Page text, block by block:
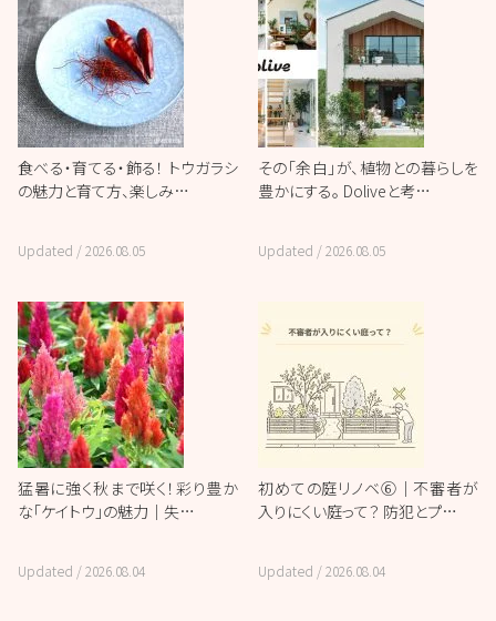
食べる・育てる・飾る！ トウガラシ
の魅力と育て方、楽しみ…
Updated /2026.08.05
その「余白」が、植物との暮らしを
豊かにする。 Doliveと考…
Updated /2026.08.05
猛暑に強く秋まで咲く！彩り豊か
な「ケイトウ」の魅力｜失…
Updated /2026.08.04
初めての庭リノベ⑥｜不審者が
入りにくい庭って？ 防犯とプ…
Updated /2026.08.04